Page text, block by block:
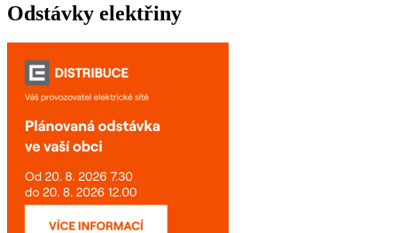
Odstávky elektřiny